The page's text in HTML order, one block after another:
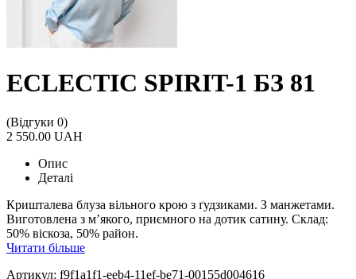
ECLECTIC SPIRIT-1 БЗ 81
(Відгуки 0)
2 550.00 UAH
Опис
Деталі
Кришталева блуза вільного крою з ґудзиками. З манжетами.
Виготовлена з м’якого, приємного на дотик сатину. Склад:
50% віскоза, 50% район.
Читати більше
Артикул: f9f1a1f1-eeb4-11ef-be71-00155d004616